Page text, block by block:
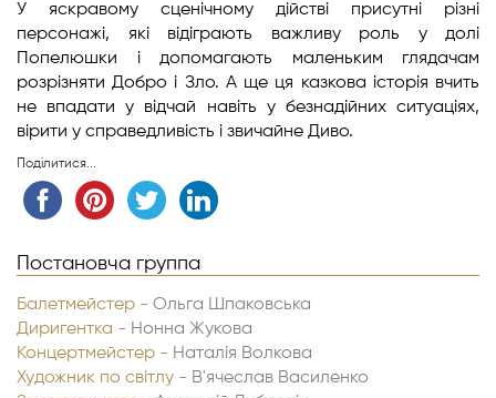
У яскравому сценічному дійстві присутні різні
персонажі, які відіграють важливу роль у долі
Попелюшки і допомагають маленьким глядачам
розрізняти Добро і Зло. А ще ця казкова історія вчить
не впадати у відчай навіть у безнадійних ситуаціях,
вірити у справедливість і звичайне Диво.
Поділитися...
Постановча группа
Балетмейстер - Ольга Шпаковська
Диригентка - Нонна Жукова
Концертмейстер - Наталія Волкова
Художник по світлу - В'ячеслав Василенко